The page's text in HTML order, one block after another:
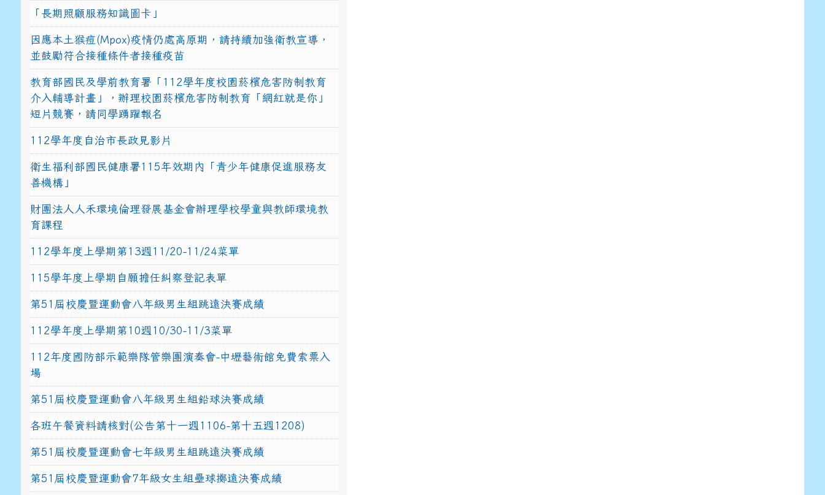
「長期照顧服務知識圖卡」
因應本土猴痘(Mpox)疫情仍處高原期，請持續加強衛教宣導，
並鼓勵符合接種條件者接種疫苗
教育部國民及學前教育署「112學年度校園菸檳危害防制教育
介入輔導計畫」，辦理校園菸檳危害防制教育「網紅就是你」
短片競賽，請同學踴躍報名
112學年度自治市長政見影片
衛生福利部國民健康署115年效期內「青少年健康促進服務友
善機構」
財團法人人禾環境倫理發展基金會辦理學校學童與教師環境教
育課程
112學年度上學期第13週11/20-11/24菜單
115學年度上學期自願擔任糾察登記表單
第51屆校慶暨運動會八年級男生組跳遠決賽成績
112學年度上學期第10週10/30-11/3菜單
112年度國防部示範樂隊管樂團演奏會-中壢藝術館免費索票入
場
第51屆校慶暨運動會八年級男生組鉛球決賽成績
各班午餐資料請核對(公告第十一週1106-第十五週1208)
第51屆校慶暨運動會七年級男生組跳遠決賽成績
第51屆校慶暨運動會7年級女生組壘球擲遠決賽成績